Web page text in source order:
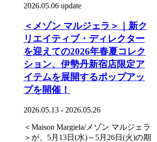
2026.05.06 update
＜メゾン マルジェラ＞｜新ク
リエイティブ・ディレクター
を迎えての2026年春夏コレク
ション、伊勢丹新宿店限定ア
イテムを展開するポップアッ
プを開催！
2026.05.13 - 2026.05.26
＜Maison Margiela/メゾン マルジェラ
＞が、5月13日(水)～5月26日(火)の期